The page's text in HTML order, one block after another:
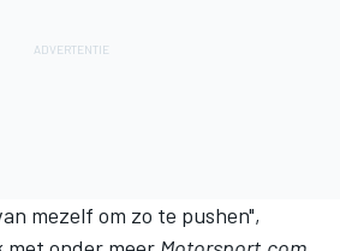
mezelf om zo te pushen",